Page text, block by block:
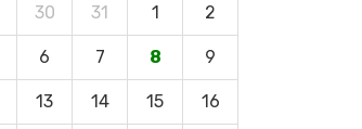
30 31 1 2
6 7 8 9
13 14 15 16